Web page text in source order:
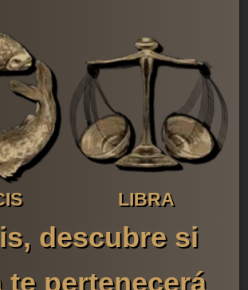
LIBRA
descubre si
te pertenecerá